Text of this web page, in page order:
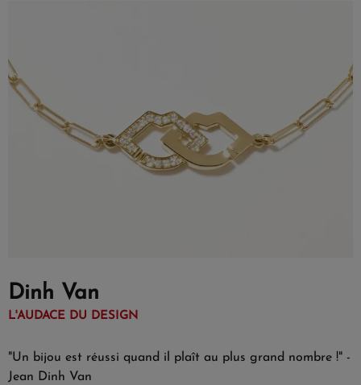
Dinh Van
L'AUDACE DU DESIGN
"Un bijou est réussi quand il plaît au plus grand nombre !" -
Jean Dinh Van